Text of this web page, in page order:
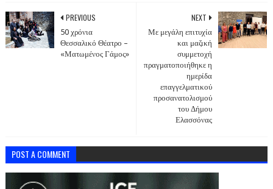
NEXT
Με μεγάλη επιτυχία
και μαζική
συμμετοχή
πραγματοποιήθηκε η
ημερίδα
επαγγελματικού
προσανατολισμού
του Δήμου
Ελασσόνας
PREVIOUS
50 χρόνια
Θεσσαλικό Θέατρο –
«Ματωμένος Γάμος»
POST A COMMENT